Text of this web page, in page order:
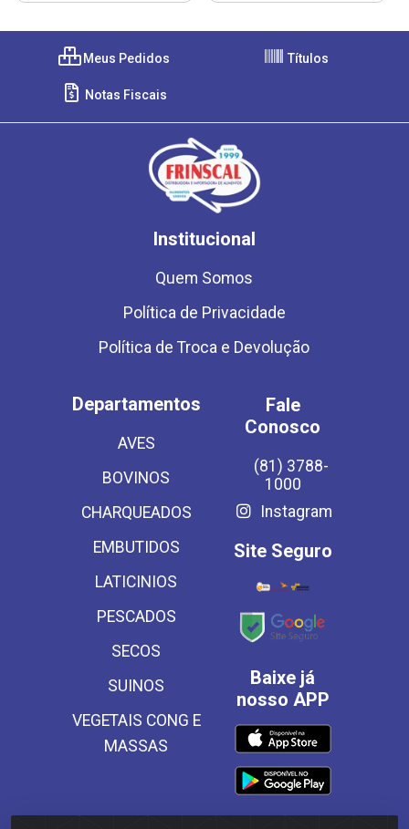
Meus Pedidos Títulos
Notas Fiscais
Institucional
Quem Somos
Política de Privacidade
Política de Troca e Devolução
Departamentos
AVES
BOVINOS
CHARQUEADOS
EMBUTIDOS
LATICINIOS
PESCADOS
SECOS
SUINOS
VEGETAIS CONG E
MASSAS
Fale
Conosco
(81) 3788-
1000
Instagram
Site Seguro
Baixe já
nosso APP